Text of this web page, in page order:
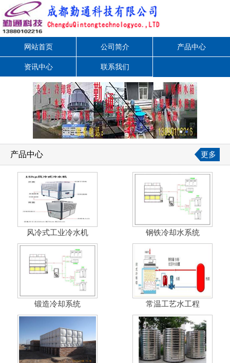
网站首页 公司简介 产品中心
资讯中心 联系我们
更多
产品中心
风冷式工业冷水机 钢铁冷却水系统
锻造冷却系统 常温工艺水工程